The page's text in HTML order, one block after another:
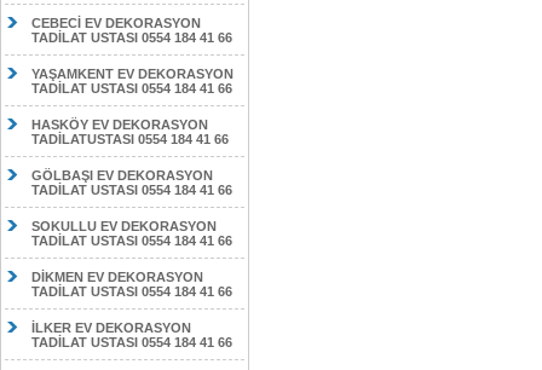
CEBECİ EV DEKORASYON
TADİLAT USTASI 0554 184 41 66
YAŞAMKENT EV DEKORASYON
TADİLAT USTASI 0554 184 41 66
HASKÖY EV DEKORASYON
TADİLATUSTASI 0554 184 41 66
GÖLBAŞI EV DEKORASYON
TADİLAT USTASI 0554 184 41 66
SOKULLU EV DEKORASYON
TADİLAT USTASI 0554 184 41 66
DİKMEN EV DEKORASYON
TADİLAT USTASI 0554 184 41 66
İLKER EV DEKORASYON
TADİLAT USTASI 0554 184 41 66